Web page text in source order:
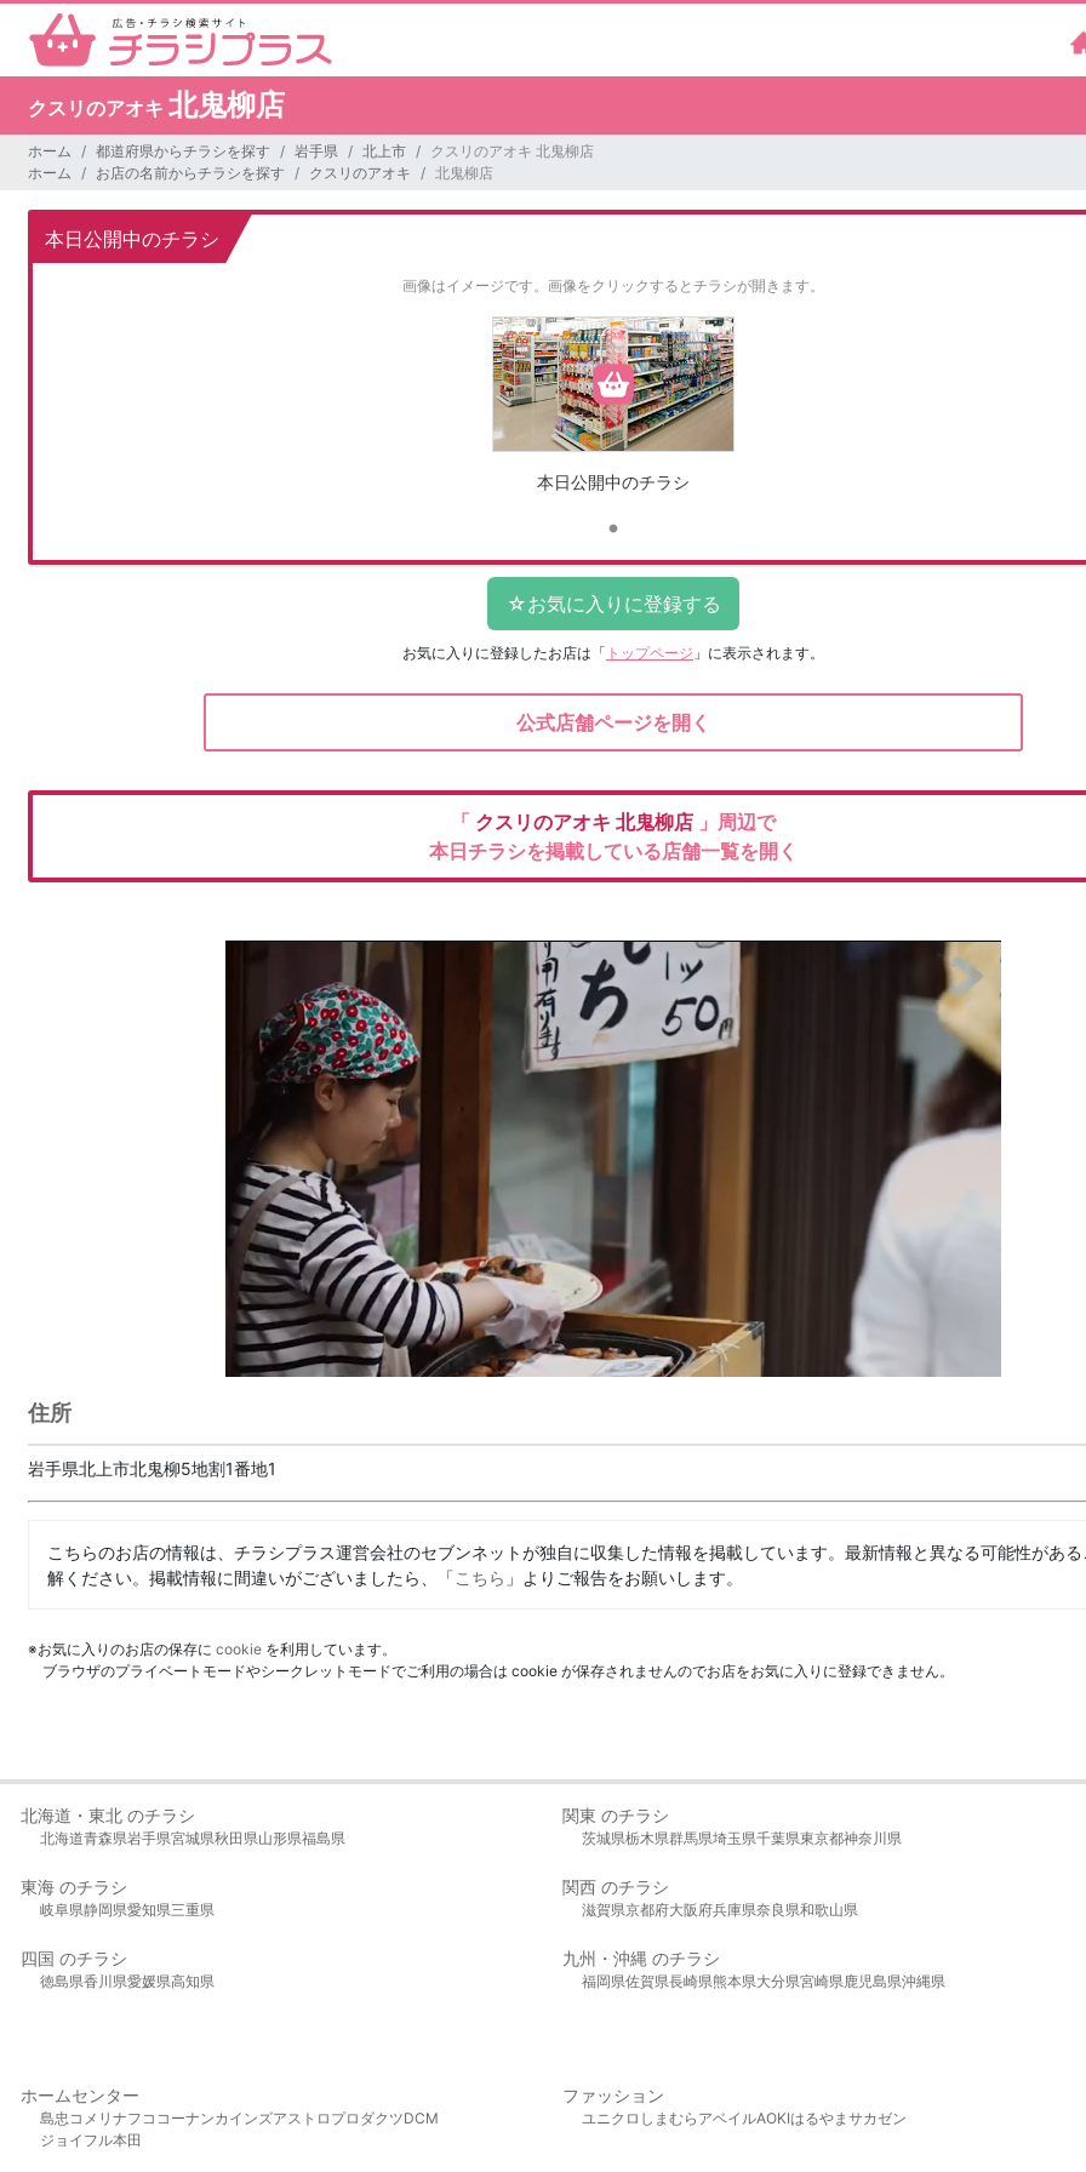
クスリのアオキ 北鬼柳店
ホーム 都道府県からチラシを探す 岩手県 北上市
クスリのアオキ 北鬼柳店
ホーム
お店の名前からチラシを探す クスリのアオキ 北鬼柳店
本日公開中のチラシ
画像はイメージです。 画像をクリックするとチラシが開きます。
本日公開中のチラシ
お気に入りに登録したお店は 「 トップページ 」に表示されます。
公式店舗ページを開く
「 クスリのアオキ 北鬼柳店 」周辺で
本日チラシを掲載している店舗一覧を開く
住所
岩手県北上市北鬼柳5地割1番地1
こちらのお店の情報は、チラシプラス運営会社のセブンネットが独自に収集した情報を掲載しています。最新情報と異なる可能性があ
解ください。掲載情報に間違いがございましたら、「こちら 」よりご報告をお願いします。
※お気に入りのお店の保存に cookie を利用しています。
ブラウザのプライベートモードやシークレットモードでご利用の場合は cookie が保存されませんのでお店をお気に入りに登録できません。
北海道・東北 のチラシ
北海道青森県岩手県宮城県秋田県山形県福島県
関東 のチラシ
茨城県栃木県群馬県埼玉県千葉県東京都神奈川県
東海 のチラシ
岐阜県静岡県愛知県三重県
関西 のチラシ
滋賀県京都府大阪府兵庫県奈良県和歌山県
四国 のチラシ
徳島県香川県愛媛県高知県
九州・沖縄 のチラシ
福岡県佐賀県長崎県熊本県大分県宮崎県鹿児島県沖縄県
ホームセンター
島忠 コメリ ナフコ コーナンカインズアストロプロダクツDCM
ジョイフル本田
ファッション
ユニクロ しまむら アベイルAOKIはるやま サカゼン